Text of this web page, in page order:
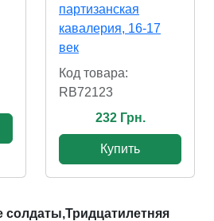
партизанская
кавалерия, 16-17
век
Код товара:
RB72123
232 Грн.
Купить